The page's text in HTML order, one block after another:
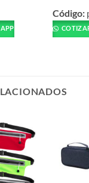
producto
tiene
múltiples
se
página
Código: